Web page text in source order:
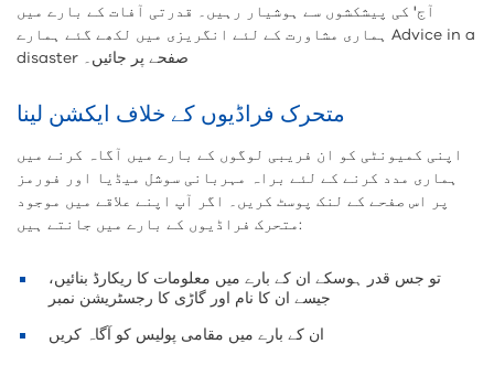
آج' کی پیشکشوں سے ہوشیار رہیں۔ قدرتی آفات کے بارے میں
ہماری مشاورت کے لئے انگریزی میں لکھے گئے ہمارے Advice in a
disaster صفحے پر جائیں۔
متحرک فراڈیوں کے خلاف ایکشن لینا
اپنی کمیونٹی کو ان فریبی لوگوں کے بارے میں آگاہ کرنے میں
ہماری مدد کرنے کے لئے براہ مہربانی سوشل میڈیا اور فورمز
پر اس صفحے کے لنک پوسٹ کریں۔ اگر آپ اپنے علاقے میں موجود
متحرک فراڈیوں کے بارے میں جانتے ہيں:
تو جس قدر ہوسکے ان کے بارے میں معلومات کا ریکارڈ بنائیں،
جیسے ان کا نام اور گاڑی کا رجسٹریشن نمبر
ان کے بارے میں مقامی پولیس کو آگاہ کریں